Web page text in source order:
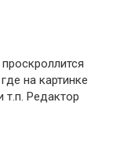
на картинке
т.п. Редактор